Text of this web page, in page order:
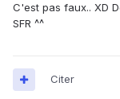
C'est pas faux.. XD
SFR ^^
Citer